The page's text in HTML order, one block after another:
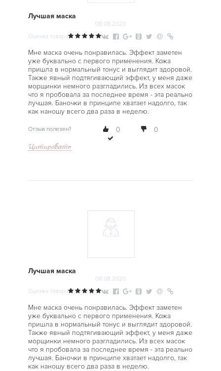
Лучшая маска
08.08.2020
Оценка товара
Мне маска очень понравилась. Эффект заметен
уже буквально с первого применения. Кожа
пришла в нормальный тонус и выглядит здоровой.
Также явный подтягивающий эффект, у меня даже
морщинки немного разгладились. Из всех масок
что я пробовала за последнее время - эта реально
лучшая. Баночки в принципе хватает надолго, так
как наношу всего два раза в неделю.
Отзыв полезен? 0 0
Цитировать
Лучшая маска
08.08.2020
Оценка товара
Мне маска очень понравилась. Эффект заметен
уже буквально с первого применения. Кожа
пришла в нормальный тонус и выглядит здоровой.
Также явный подтягивающий эффект, у меня даже
морщинки немного разгладились. Из всех масок
что я пробовала за последнее время - эта реально
лучшая. Баночки в принципе хватает надолго, так
как наношу всего два раза в неделю.